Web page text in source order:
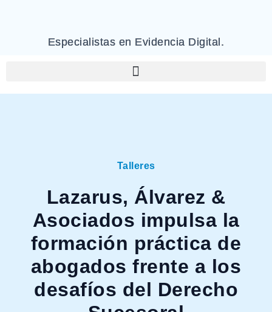
Especialistas en Evidencia Digital.
Talleres
Lazarus, Álvarez &
Asociados impulsa la
formación práctica de
abogados frente a los
desafíos del Derecho